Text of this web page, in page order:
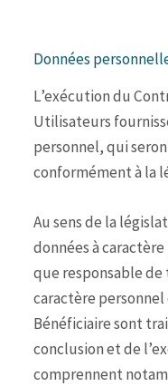
Données
L’exécution du
Utilisateurs
personnel, qui
conformément à la
Au sens de la
données à
que responsable de
caractère
Bénéficiaire sont
conclusion et de
comprennent